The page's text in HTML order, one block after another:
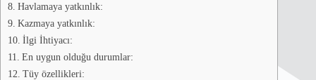
Havlamaya yatkınlık:
Kazmaya yatkınlık:
İlgi İhtiyacı:
En uygun olduğu durumlar:
Tüy özellikleri: